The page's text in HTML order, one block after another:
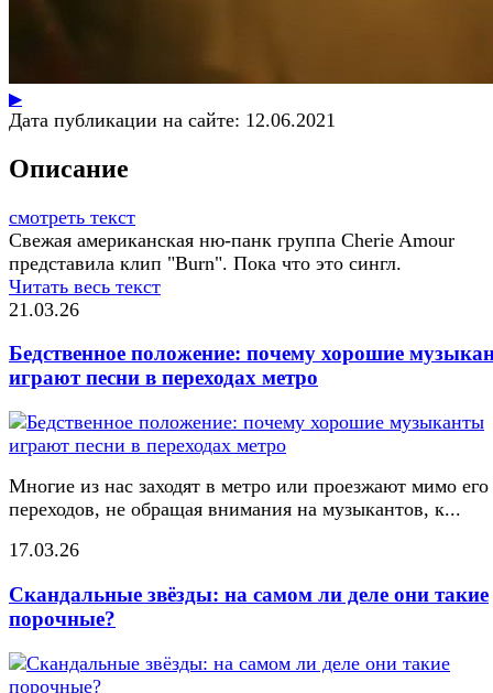
▶
Дата публикации на сайте: 12.06.2021
Описание
смотреть текст
Свежая американская ню-панк группа Cherie Amour
представила клип "Burn". Пока что это сингл.
Читать весь текст
21.03.26
Бедственное положение: почему хорошие
играют песни в переходах метро
Многие из нас заходят в метро или проезжают мимо его
переходов, не обращая внимания на музыкантов, к...
17.03.26
Скандальные звёзды: на самом ли деле они такие
порочные?